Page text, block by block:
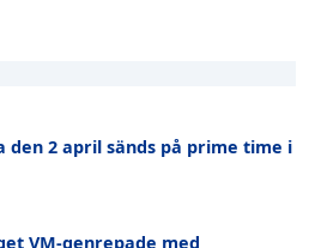
den 2 april sänds på prime time i
VM-genrepade med